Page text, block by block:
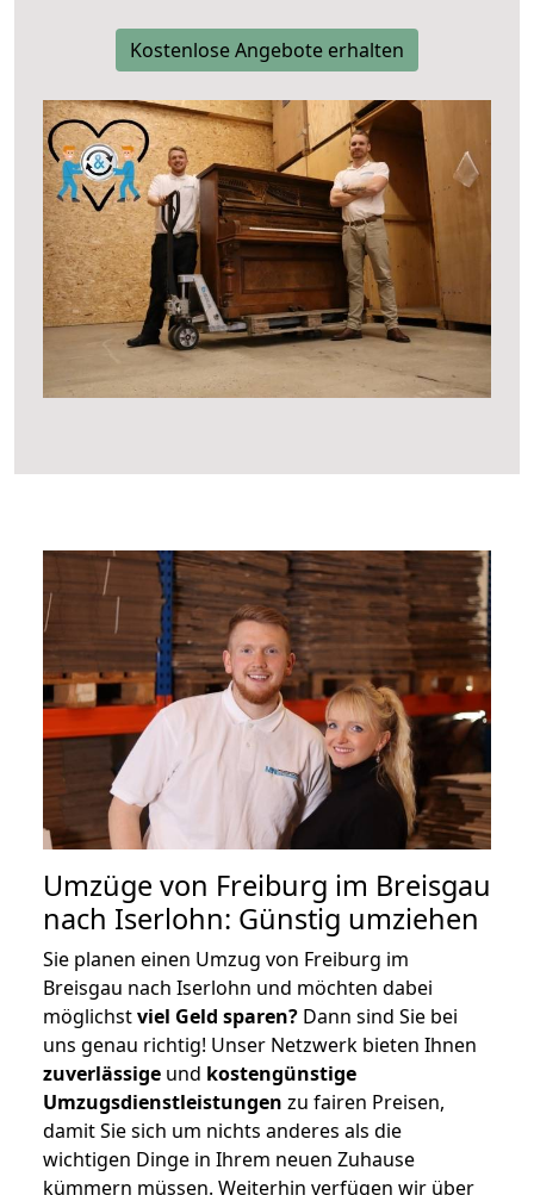
Kostenlose Angebote erhalten
Umzüge von Freiburg im Breisgau
nach Iserlohn: Günstig umziehen
Sie planen einen Umzug von Freiburg im
Breisgau nach Iserlohn und möchten dabei
möglichstviel Geld sparen? Dann sind Sie bei
uns genau richtig! Unser Netzwerk bieten Ihnen
zuverlässige und kostengünstige
Umzugsdienstleistungen zu fairen Preisen,
damit Sie sich um nichts anderes als die
wichtigen Dinge in Ihrem neuen Zuhause
kümmern müssen. Weiterhin verfügen wir über